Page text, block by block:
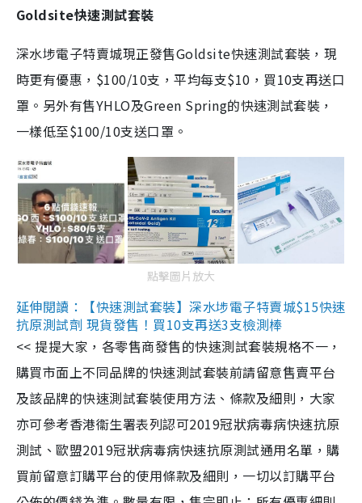
Goldsite快速測試套裝
深水埗電子特賣城現正發售Goldsite快速測試套裝，現
時更有優惠，$100/10支，平均每支$10，買10支再送口
罩。另外有售YHLO及Green Spring的快速測試套裝，
一樣低至$100/10支送口罩。
點擊圖片放大
延伸閱讀：【快速測試套裝】深水埗電子特賣城$15快速
抗原測試劑 現貨發售！買10支再送3支檢測棒
<< 提提大家，各零售商發售的快速測試套裝規格不一，
購買市面上不同品牌的快速測試套裝前請留意售賣平台
及該品牌的快速測試套裝使用方法、條款及細則，大家
亦可參考香港衞生署表列認可2019冠狀病毒病快速抗原
測試、歐盟2019冠狀病毒病快速抗原測試通用名單，購
買前留意訂購平台的使用條款及細則，一切以訂購平台